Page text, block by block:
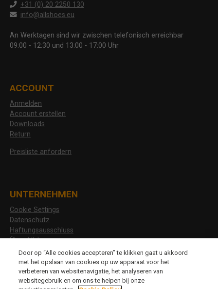
+31 (0) 20 2250 130
info@allshoes.eu
An Werktagen sind wir zwischen telefonisch erreichbar
09:00 - 12:30 und 13:00 - 17:00 Uhr
ACCOUNT
Anmelden
Account erstellen
Downloads
Return
Preisliste anfordern
UNTERNEHMEN
Cookie Settings
Datenschutz
Haftungsausschluss
Über Allshoes
Stellenangebote
Door op “Alle cookies accepteren” te klikken gaat u akkoord
met het opslaan van cookies op uw apparaat voor het
verbeteren van websitenavigatie, het analyseren van
websitegebruik en om ons te helpen bij onze